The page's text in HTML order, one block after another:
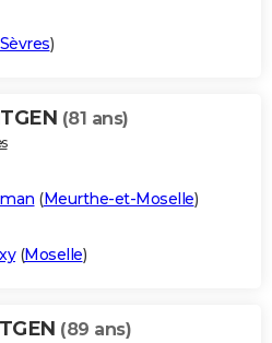
)
(81 ans)
(Meurthe-et-Moselle)
(Moselle)
(89 ans)